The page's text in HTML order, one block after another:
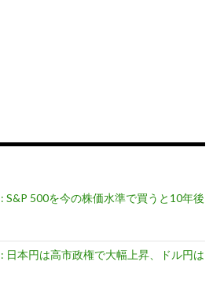
S&P 500を今の株価水準で買うと10年後
日本円は高市政権で大幅上昇、ドル円は